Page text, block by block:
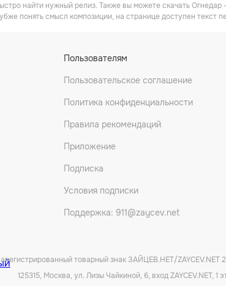
найти нужный релиз. Также вы можете скачать
понять смысл композиции, на странице доступен текст
Пользователям
Пользовательское соглашение
Политика конфиденциальности
Правила рекомендаций
Приложение
Подписка
Условия подписки
Поддержка: 911@zaycev.net
товарный знак ЗАЙЦЕВ.НЕТ/ZAYCEV.NET
125315, Москва, ул. Лизы Чайкиной, 6, вход ZAYCEV.NET, 1